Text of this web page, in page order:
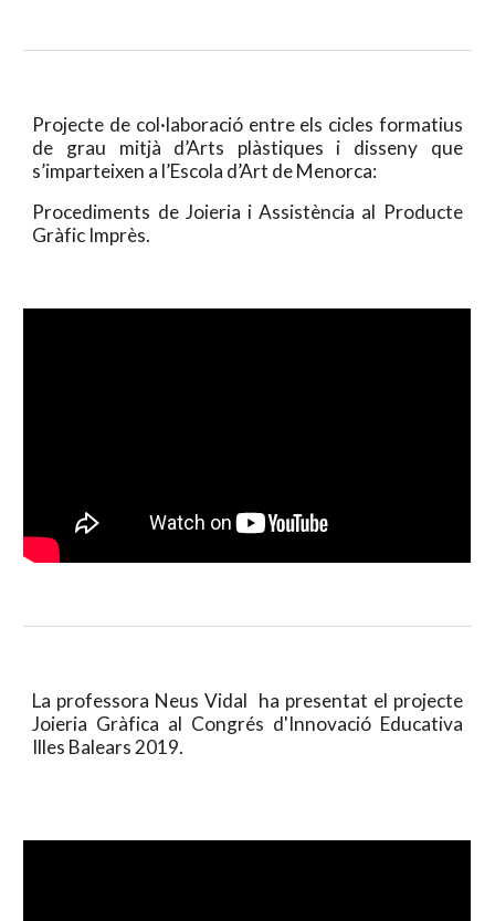
Projecte de col·laboració entre els cicles formatius
de grau mitjà d’Arts plàstiques i disseny que
s’imparteixen a l’Escola d’Art de Menorca:
Procediments de Joieria i Assistència al Producte
Gràfic Imprès.
La professora Neus Vidal ha presentat el projecte
Joieria Gràfica al Congrés d'Innovació Educativa
Illes Balears 2019.